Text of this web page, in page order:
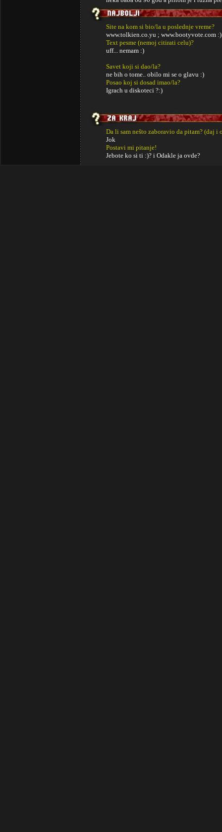
Site na kom si bio/la u poslednje vreme?
www.tolkien.co.yu ; www.bootyvote.com :)
Text pesme (nemoj citirati celu)?
uff... nemam :)
Savet koji si dao/la?
ne bih o tome.. obilo mi se o glavu :)
Posao koj si dosad imao/la?
Igrach u diskoteci ?:)
Da li sam nešto zaboravio da pitam? (daj i
Jok
Postavi mi pitanje!
Jebote ko si ti :)? i Odakle ja ovde?